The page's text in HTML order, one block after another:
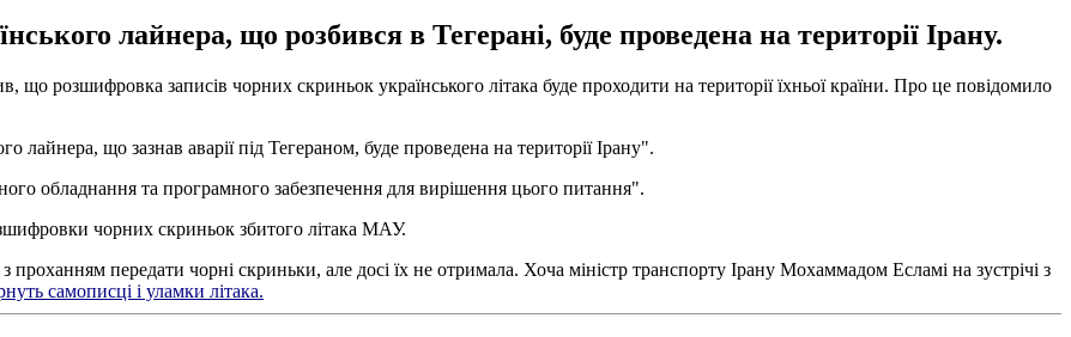
лайнера, що розбився в Тегерані, буде проведена на території Ірану.
що розшифровка записів чорних скриньок українського літака буде проходити на території їхньої країни. Про це повідомило
що зазнав аварії під Тегераном, буде проведена на території Ірану".
обладнання та програмного забезпечення для вирішення цього питання".
чорних скриньок збитого літака МАУ.
проханням передати чорні скриньки, але досі їх не отримала. Хоча міністр транспорту Ірану Мохаммадом Есламі на зустрічі з
самописці і уламки літака.